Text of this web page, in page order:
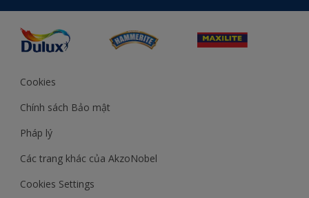
Cookies
Chính sách Bảo mật
Pháp lý
Các trang khác của AkzoNobel
Cookies Settings